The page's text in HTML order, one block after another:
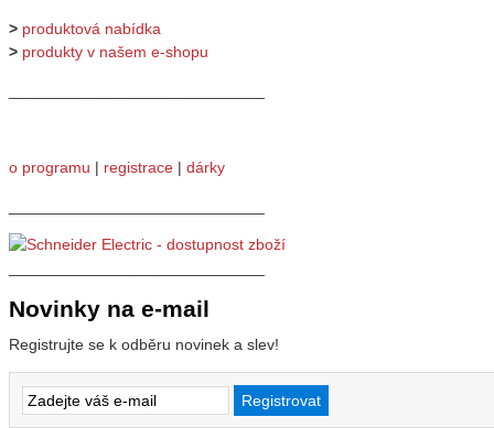
> produktová nabídka
> produkty v našem e-shopu
o programu | registrace | dárky
Novinky na e-mail
Registrujte se k odběru novinek a slev!